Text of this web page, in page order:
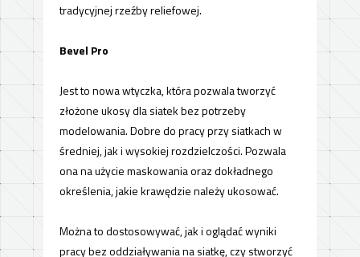
tradycyjnej rzeźby reliefowej.
Bevel Pro
Jest to nowa wtyczka, która pozwala tworzyć
złożone ukosy dla siatek bez potrzeby
modelowania. Dobre do pracy przy siatkach w
średniej, jak i wysokiej rozdzielczości. Pozwala
ona na użycie maskowania oraz dokładnego
określenia, jakie krawędzie należy ukosować.
Można to dostosowywać, jak i oglądać wyniki
pracy bez oddziaływania na siatkę, czy stworzyć